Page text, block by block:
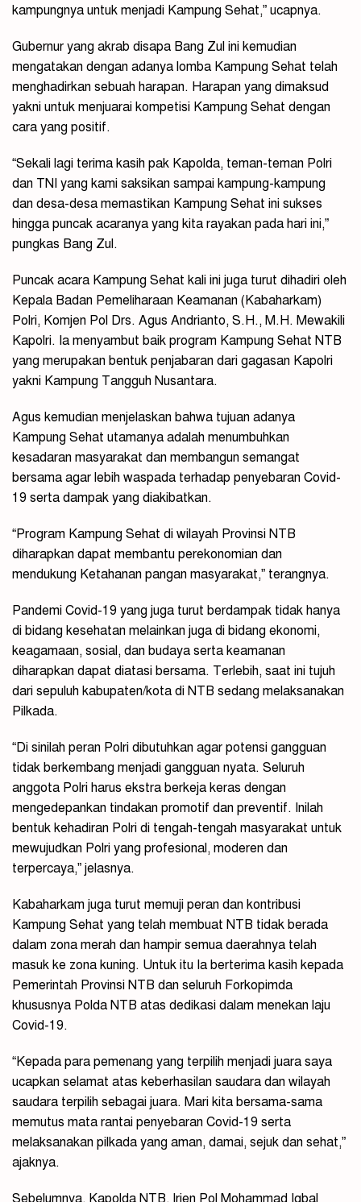
kampungnya untuk menjadi Kampung Sehat,” ucapnya.
Gubernur yang akrab disapa Bang Zul ini kemudian
mengatakan dengan adanya lomba Kampung Sehat telah
menghadirkan sebuah harapan. Harapan yang dimaksud
yakni untuk menjuarai kompetisi Kampung Sehat dengan
cara yang positif.
“Sekali lagi terima kasih pak Kapolda, teman-teman Polri
dan TNI yang kami saksikan sampai kampung-kampung
dan desa-desa memastikan Kampung Sehat ini sukses
hingga puncak acaranya yang kita rayakan pada hari ini,”
pungkas Bang Zul.
Puncak acara Kampung Sehat kali ini juga turut dihadiri oleh
Kepala Badan Pemeliharaan Keamanan (Kabaharkam)
Polri, Komjen Pol Drs. Agus Andrianto, S.H., M.H. Mewakili
Kapolri. Ia menyambut baik program Kampung Sehat NTB
yang merupakan bentuk penjabaran dari gagasan Kapolri
yakni Kampung Tangguh Nusantara.
Agus kemudian menjelaskan bahwa tujuan adanya
Kampung Sehat utamanya adalah menumbuhkan
kesadaran masyarakat dan membangun semangat
bersama agar lebih waspada terhadap penyebaran Covid-
19 serta dampak yang diakibatkan.
“Program Kampung Sehat di wilayah Provinsi NTB
diharapkan dapat membantu perekonomian dan
mendukung Ketahanan pangan masyarakat,” terangnya.
Pandemi Covid-19 yang juga turut berdampak tidak hanya
di bidang kesehatan melainkan juga di bidang ekonomi,
keagamaan, sosial, dan budaya serta keamanan
diharapkan dapat diatasi bersama. Terlebih, saat ini tujuh
dari sepuluh kabupaten/kota di NTB sedang melaksanakan
Pilkada.
“Di sinilah peran Polri dibutuhkan agar potensi gangguan
tidak berkembang menjadi gangguan nyata. Seluruh
anggota Polri harus ekstra berkeja keras dengan
mengedepankan tindakan promotif dan preventif. Inilah
bentuk kehadiran Polri di tengah-tengah masyarakat untuk
mewujudkan Polri yang profesional, moderen dan
terpercaya,” jelasnya.
Kabaharkam juga turut memuji peran dan kontribusi
Kampung Sehat yang telah membuat NTB tidak berada
dalam zona merah dan hampir semua daerahnya telah
masuk ke zona kuning. Untuk itu Ia berterima kasih kepada
Pemerintah Provinsi NTB dan seluruh Forkopimda
khususnya Polda NTB atas dedikasi dalam menekan laju
Covid-19.
“Kepada para pemenang yang terpilih menjadi juara saya
ucapkan selamat atas keberhasilan saudara dan wilayah
saudara terpilih sebagai juara. Mari kita bersama-sama
memutus mata rantai penyebaran Covid-19 serta
melaksanakan pilkada yang aman, damai, sejuk dan sehat,”
ajaknya.